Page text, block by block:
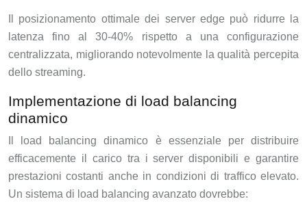
Il posizionamento ottimale dei server edge può ridurre la
latenza fino al 30-40% rispetto a una configurazione
centralizzata, migliorando notevolmente la qualità percepita
dello streaming.
Implementazione di load balancing
dinamico
Il load balancing dinamico è essenziale per distribuire
efficacemente il carico tra i server disponibili e garantire
prestazioni costanti anche in condizioni di traffico elevato.
Un sistema di load balancing avanzato dovrebbe: